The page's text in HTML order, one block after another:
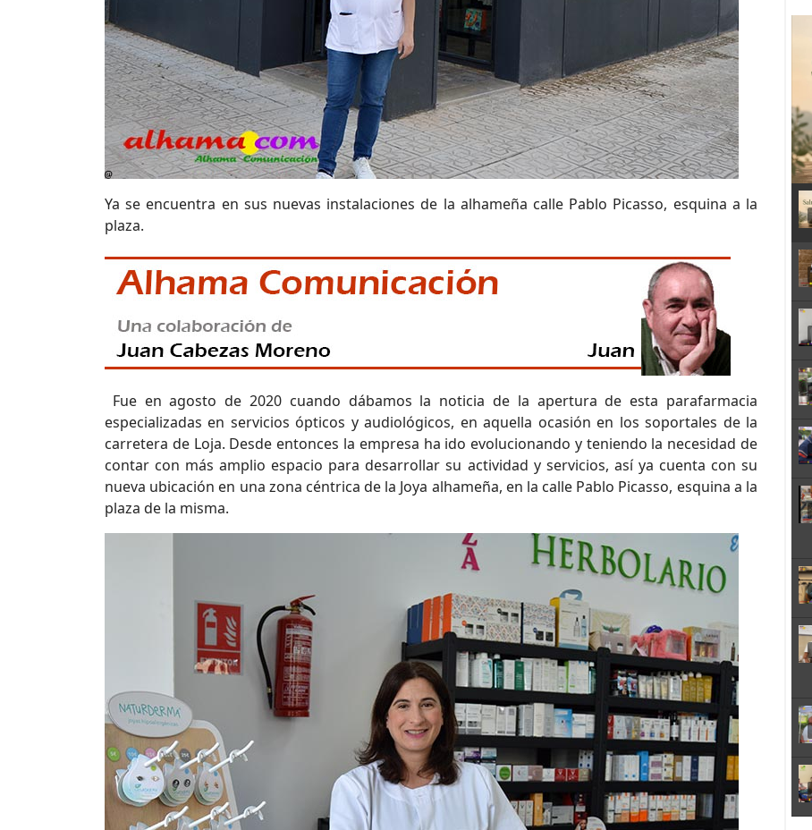
Ya se encuentra en sus nuevas instalaciones de la alhameña calle Pablo Picasso, esquina a la
plaza.
Fue en agosto de 2020 cuando dábamos la noticia de la apertura de esta parafarmacia
especializadas en servicios ópticos y audiológicos, en aquella ocasión en los soportales de la
carretera de Loja. Desde entonces la empresa ha ido evolucionando y teniendo la necesidad de
contar con más amplio espacio para desarrollar su actividad y servicios, así ya cuenta con su
nueva ubicación en una zona céntrica de la Joya alhameña, en la calle Pablo Picasso, esquina a la
plaza de la misma.